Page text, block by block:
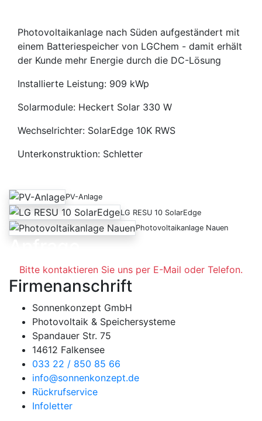
Photovoltaikanlage nach Süden aufgeständert mit
einem Batteriespeicher von LGChem - damit erhält
der Kunde mehr Energie durch die DC-Lösung
Installierte Leistung: 909 kWp
Solarmodule: Heckert Solar 330 W
Wechselrichter: SolarEdge 10K RWS
Unterkonstruktion: Schletter
PV-Anlage
LG RESU 10 SolarEdge
Photovoltaikanlage Nauen
Anfrage
Bitte kontaktieren Sie uns per E-Mail oder Telefon.
Firmenanschrift
Sonnenkonzept GmbH
Photovoltaik & Speichersysteme
Spandauer Str. 75
14612 Falkensee
033 22 / 850 85 66
info@sonnenkonzept.de
Rückrufservice
Infoletter